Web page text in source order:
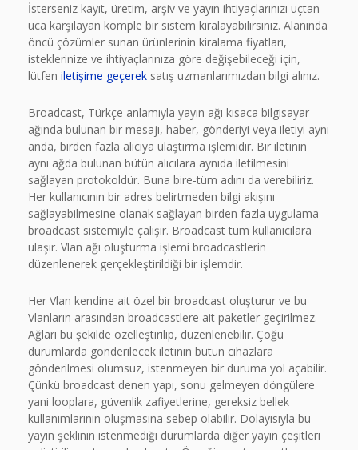
İsterseniz kayıt, üretim, arşiv ve yayın ihtiyaçlarınızı uçtan
uca karşılayan komple bir sistem kiralayabilirsiniz. Alanında
öncü çözümler sunan ürünlerinin kiralama fiyatları,
isteklerinize ve ihtiyaçlarınıza göre değişebileceği için,
lütfen iletişime geçerek satış uzmanlarımızdan bilgi alınız.
Broadcast, Türkçe anlamıyla yayın ağı kısaca bilgisayar
ağında bulunan bir mesajı, haber, gönderiyi veya iletiyi aynı
anda, birden fazla alıcıya ulaştırma işlemidir. Bir iletinin
aynı ağda bulunan bütün alıcılara aynıda iletilmesini
sağlayan protokoldür. Buna bire-tüm adını da verebiliriz.
Her kullanıcının bir adres belirtmeden bilgi akışını
sağlayabilmesine olanak sağlayan birden fazla uygulama
broadcast sistemiyle çalışır. Broadcast tüm kullanıcılara
ulaşır. Vlan ağı oluşturma işlemi broadcastlerin
düzenlenerek gerçekleştirildiği bir işlemdir.
Her Vlan kendine ait özel bir broadcast oluşturur ve bu
Vlanların arasından broadcastlere ait paketler geçirilmez.
Ağları bu şekilde özelleştirilip, düzenlenebilir. Çoğu
durumlarda gönderilecek iletinin bütün cihazlara
gönderilmesi olumsuz, istenmeyen bir duruma yol açabilir.
Çünkü broadcast denen yapı, sonu gelmeyen döngülere
yani looplara, güvenlik zafiyetlerine, gereksiz bellek
kullanımlarının oluşmasına sebep olabilir. Dolayısıyla bu
yayın şeklinin istenmediği durumlarda diğer yayın çeşitleri